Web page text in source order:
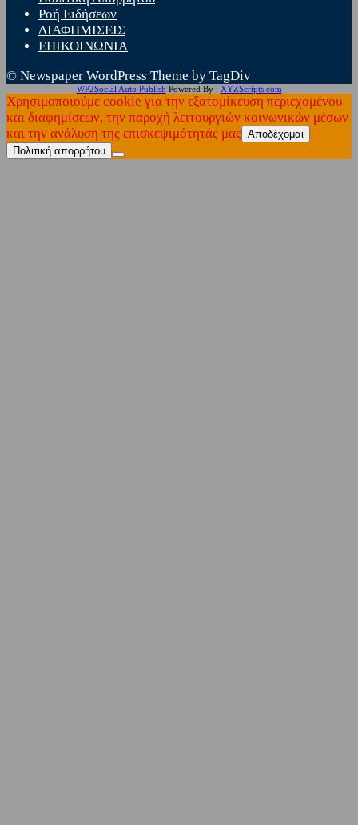
Ροή Ειδήσεων
ΔΙΑΦΗΜΙΣΕΙΣ
ΕΠΙΚΟΙΝΩΝΙΑ
© Newspaper WordPress Theme by TagDiv
WP2Social Auto Publish Powered By : XYZScripts.com
Χρησιμοποιούμε cookie για την εξατομίκευση περιεχομένου
και διαφημίσεων, την παροχή λειτουργιών κοινωνικών μέσων
και την ανάλυση της επισκεψιμότητάς μας Αποδέχομαι
Πολιτική απορρήτου